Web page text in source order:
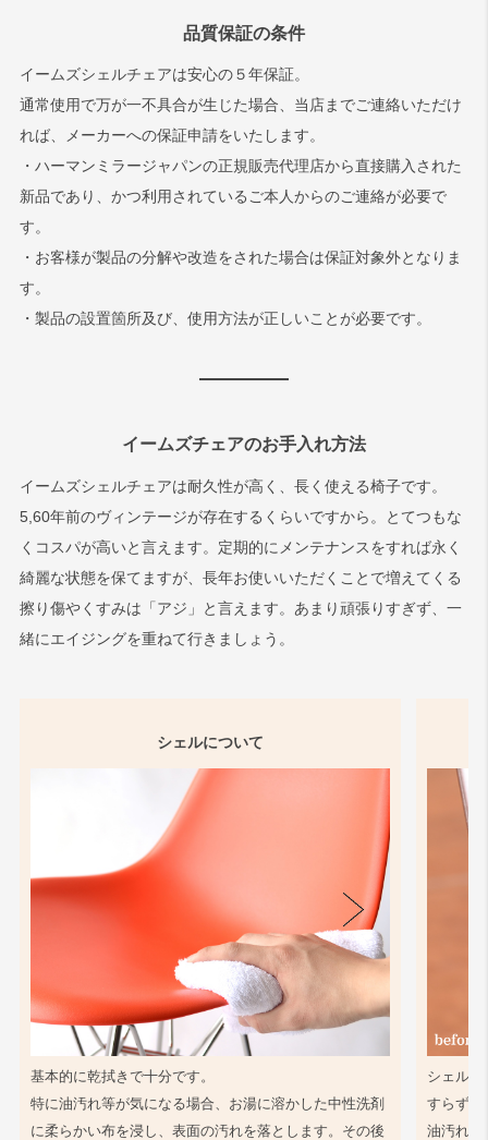
品質保証の条件
イームズシェルチェアは安心の５年保証。
通常使用で万が一不具合が生じた場合、当店までご連絡いただけ
れば、メーカーへの保証申請をいたします。
・ハーマンミラージャパンの正規販売代理店から直接購入された
新品であり、かつ利用されているご本人からのご連絡が必要で
す。
・お客様が製品の分解や改造をされた場合は保証対象外となりま
す。
・製品の設置箇所及び、使用方法が正しいことが必要です。
イームズチェアのお手入れ方法
イームズシェルチェアは耐久性が高く、長く使える椅子です。
5,60年前のヴィンテージが存在するくらいですから。とてつもな
くコスパが高いと言えます。定期的にメンテナンスをすれば永く
綺麗な状態を保てますが、長年お使いいただくことで増えてくる
擦り傷やくすみは「アジ」と言えます。あまり頑張りすぎず、一
緒にエイジングを重ねて行きましょう。
シェルについて
基本的に乾拭きで十分です。
特に油汚れ等が気になる場合、お湯に溶かした中性洗剤
に柔らかい布を浸し、表面の汚れを落とします。その後
シェル同
すらず、
油汚れ等